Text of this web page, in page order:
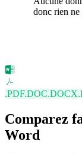
donc rien ne
.PDF.DOC.DOCX
Comparez
Word